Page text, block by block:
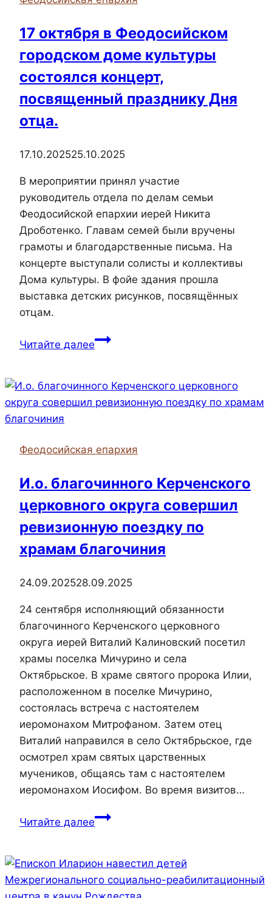
17 октября в Феодосийском
городском доме культуры
состоялся концерт,
посвященный празднику Дня
отца.
17.10.202525.10.2025
В мероприятии принял участие
руководитель отдела по делам семьи
Феодосийской епархии иерей Никита
Дроботенко. Главам семей были вручены
грамоты и благодарственные письма. На
концерте выступали солисты и коллективы
Дома культуры. В фойе здания прошла
выставка детских рисунков, посвящённых
отцам.
Читайте далее17
Феодосийском
городском
состоялся
посвященный
празднику
отца.
Феодосийская епархия
И.о. благочинного Керченского
церковного округа совершил
ревизионную поездку по
храмам благочиния
24.09.202528.09.2025
24 сентября исполняющий обязанности
благочинного Керченского церковного
округа иерей Виталий Калиновский посетил
храмы поселка Мичурино и села
Октябрьское. В храме святого пророка Илии,
расположенном в поселке Мичурино,
состоялась встреча с настоятелем
иеромонахом Митрофаном. Затем отец
Виталий направился в село Октябрьское, где
осмотрел храм святых царственных
мучеников, общаясь там с настоятелем
иеромонахом Иосифом. Во время визитов…
Читайте далееИ.о.
церковного
округа